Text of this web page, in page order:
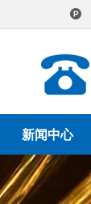
新闻中心